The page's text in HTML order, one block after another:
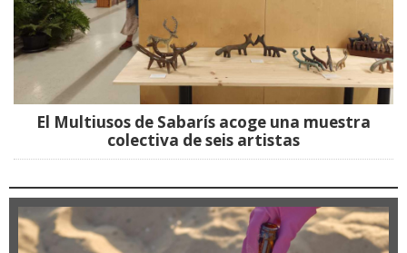
El Multiusos de Sabarís acoge una muestra
colectiva de seis artistas